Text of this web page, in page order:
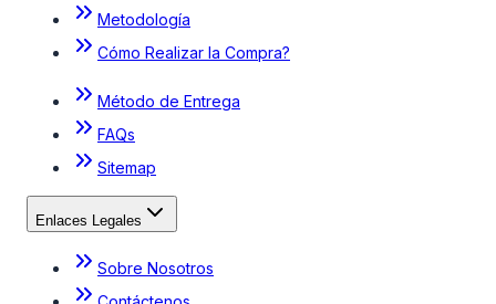
Metodología
Cómo Realizar la Compra?
Método de Entrega
FAQs
Sitemap
Enlaces Legales
Sobre Nosotros